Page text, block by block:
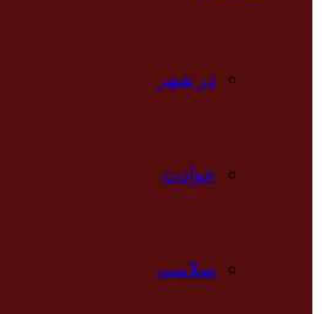
در شهر
حوادث
سلامت